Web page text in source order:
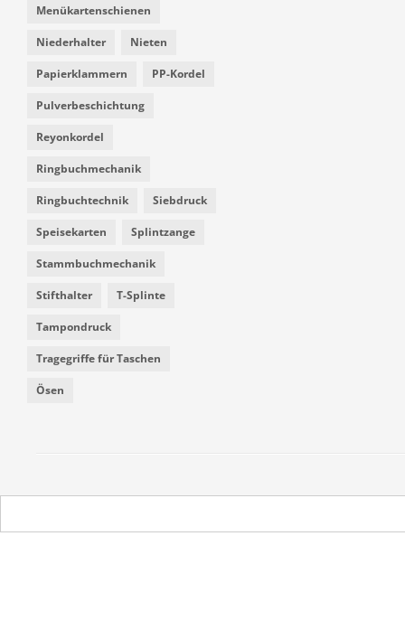
Menükartenschienen
Niederhalter Nieten
Papierklammern PP-Kordel
Pulverbeschichtung
Reyonkordel
Ringbuchmechanik
Ringbuchtechnik Siebdruck
Speisekarten Splintzange
Stammbuchmechanik
Stifthalter T-Splinte
Tampondruck
Tragegriffe für Taschen
Ösen